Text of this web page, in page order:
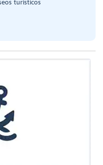
turísticos